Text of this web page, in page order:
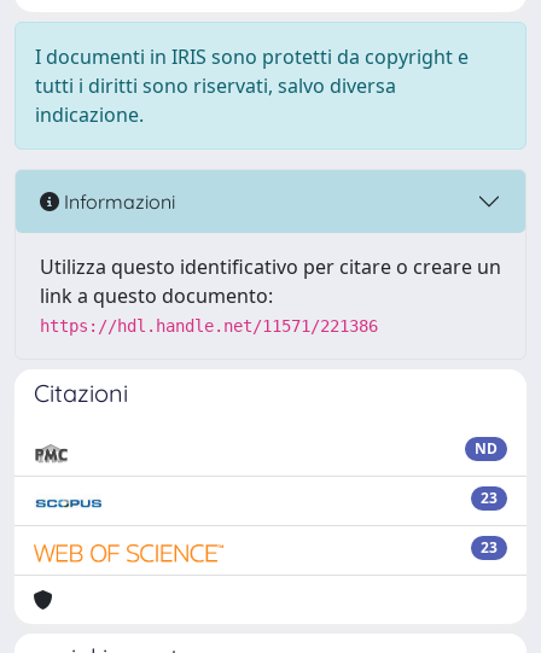
I documenti in IRIS sono protetti da copyright e
tutti i diritti sono riservati, salvo diversa
indicazione.
Informazioni
Utilizza questo identificativo per citare o creare un
link a questo documento:
https://hdl.handle.net/11571/221386
Citazioni
ND
23
23